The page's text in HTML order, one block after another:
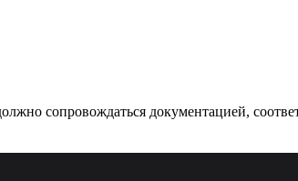
сопровождаться документацией,